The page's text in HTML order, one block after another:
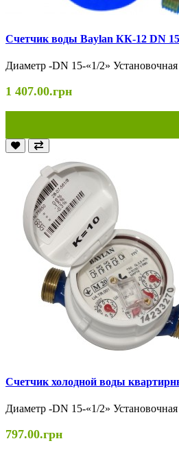
Cчетчик воды Baylan КК-12 DN
Диаметр -DN 15-«1/2»
1 407.00.грн
Cчетчик холодной воды
Диаметр -DN 15-«1/2»
797.00.грн